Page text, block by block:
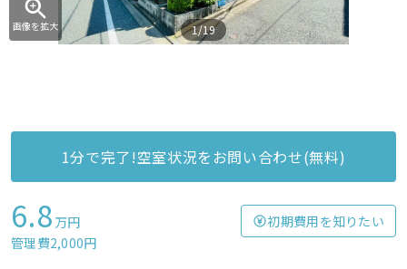
画像を拡大 1/19
1分で完了!空室状況をお問い合わせ(無料)
6.8 万円
管理費2,000円
初期費用を知りたい